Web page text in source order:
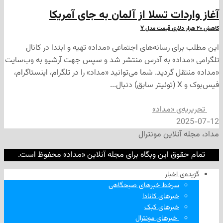
تسلا از آلمان به جای آمریکا
رسانه‌های اجتماعی «مداد» تهیه و ابتدا در کانال
به آدرس منتشر شد و سپس جهت آرشیو به وب‌سایت
گردید. شما می‌توانید «مداد» را در تلگرام، اینستاگرام،
«مداد»
مونترال
این وبگاه برای مجله آنلاین «مداد» محفوظ است.
اخبار
سرخط خبرهای صبحگاهی
خبرهای کانادا
خبرهای کبک
‌ خبرهای مونترال